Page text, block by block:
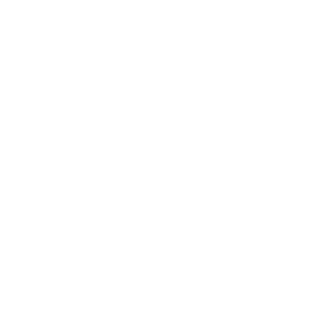
ในการจองคิวออนไลน์เพื่อทำบั
ถ้าอยู่ในเขต
เมื่อเข้าเว็บไซต์มาแล้ว กรอก
และหมายเลขโทรศัพท์มือถือใ